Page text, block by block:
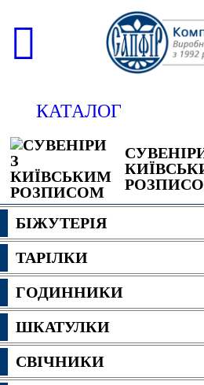
КАТАЛОГ
БІЖУТЕРІЯ
ТАРІЛКИ
ГОДИННИКИ
ШКАТУЛКИ
СВІЧНИКИ